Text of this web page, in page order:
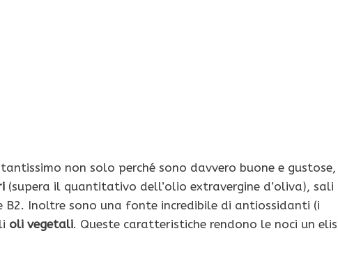
non solo perché sono davvero buone e gustose,
(supera il quantitativo dell’olio extravergine d’oliva), sali
B2. Inoltre sono una fonte incredibile di antiossidanti (i
oli vegetali. Queste caratteristiche rendono le noci un